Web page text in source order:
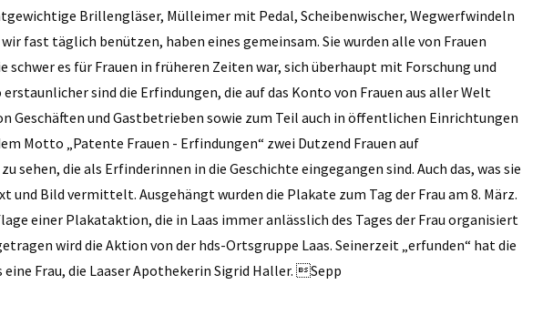
Brillengläser, Mülleimer mit Pedal, Scheibenwischer, Wegwerfwindeln
fast täglich benützen, haben eines gemeinsam. Sie wurden alle von Frauen
schwer es für Frauen in früheren Zeiten war, sich überhaupt mit Forschung und
erstaunlicher sind die Erfindungen, die auf das Konto von Frauen aus aller Welt
Geschäften und Gastbetrieben sowie zum Teil auch in öffentlichen Einrichtungen
Motto „Patente Frauen - Erfindungen“ zwei Dutzend Frauen auf
sehen, die als Erfinderinnen in die Geschichte eingegangen sind. Auch das, was sie
und Bild vermittelt. Ausgehängt wurden die Plakate zum Tag der Frau am 8. März.
einer Plakataktion, die in Laas immer anlässlich des Tages der Frau organisiert
wird die Aktion von der hds-Ortsgruppe Laas. Seinerzeit „erfunden“ hat die
Frau, die Laaser Apothekerin Sigrid Haller. Sepp